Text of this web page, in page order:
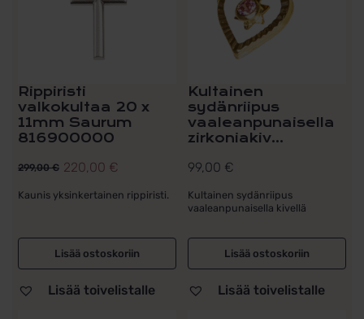
Rippiristi
valkokultaa 20 x
11mm Saurum
816900000
299,00€
Alkuperäinen
hinta
299,00 €.
220,00 €
Nykyinen
hinta
220,00 €.
Kaunis yksinkertainen rippiristi.
Lisää ostoskoriin
Lisää toivelistalle
Kultainen
sydänriipus
vaaleanpunaisella
zirkoniakiv...
99,00 €
Kultainen sydänriipus
vaaleanpunaisella kivellä
Lisää ostoskoriin
Lisää toivelistalle